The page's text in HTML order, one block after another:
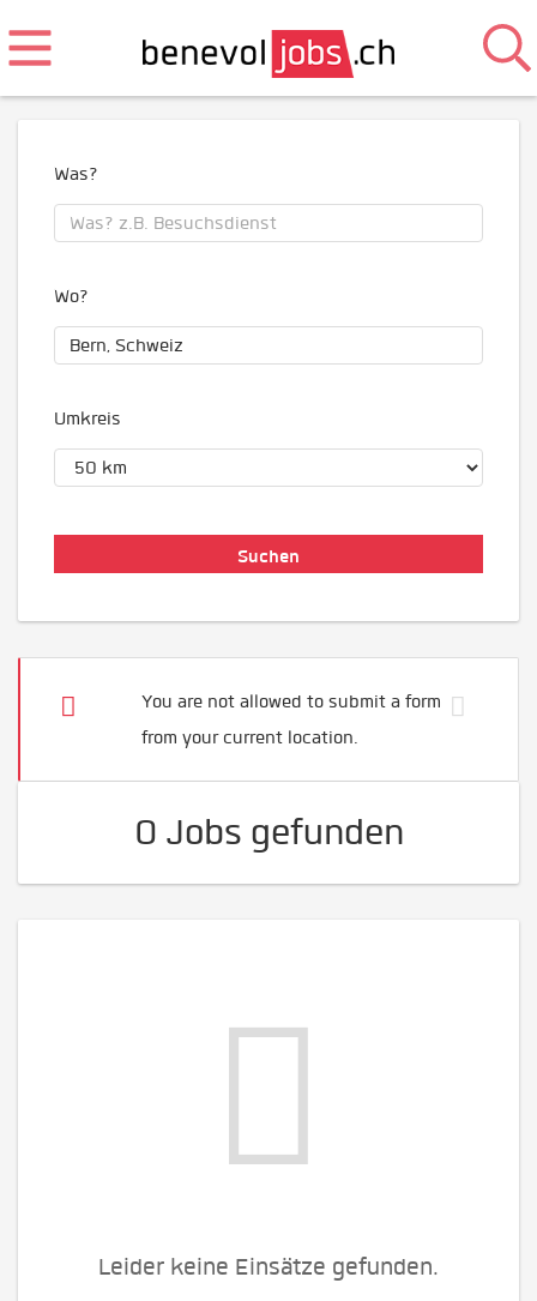
Was?
Wo?
Umkreis
You are not allowed to submit a form
from your current location.
0 Jobs gefunden
Leider keine Einsätze gefunden.